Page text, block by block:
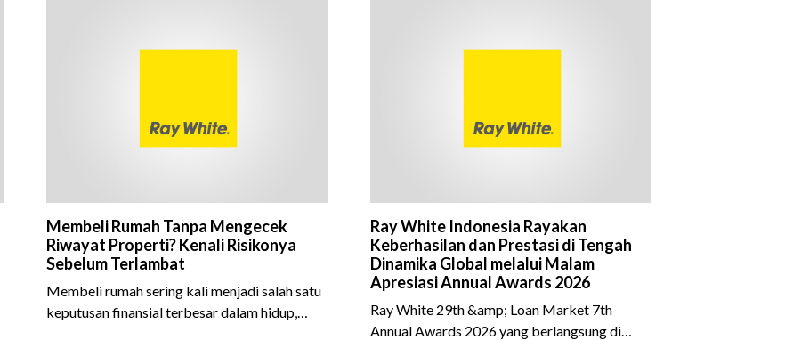
Membeli Rumah Tanpa Mengecek
Riwayat Properti? Kenali Risikonya
Sebelum Terlambat
Membeli rumah sering kali menjadi salah satu
keputusan finansial terbesar dalam hidup,
Ray White Indonesia Rayakan
Keberhasilan dan Prestasi di Tengah
Dinamika Global melalui Malam
Apresiasi Annual Awards 2026
Ray White 29th &amp; Loan Market 7th
Annual Awards 2026 yang berlangsung di